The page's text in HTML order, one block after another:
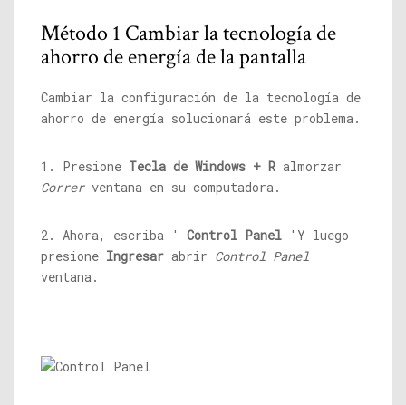
Método 1 Cambiar la tecnología de
ahorro de energía de la pantalla
Cambiar la configuración de la tecnología de
ahorro de energía solucionará este problema.
1. Presione Tecla de Windows + R almorzar
Correrventana en su computadora.
2. Ahora, escriba ' Control Panel 'Y luego
presione Ingresar abrir Control Panel
ventana.